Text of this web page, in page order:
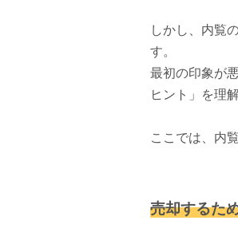
しかし、内覧
す。
最初の印象が
ヒント」を理
ここでは、内
売却するた